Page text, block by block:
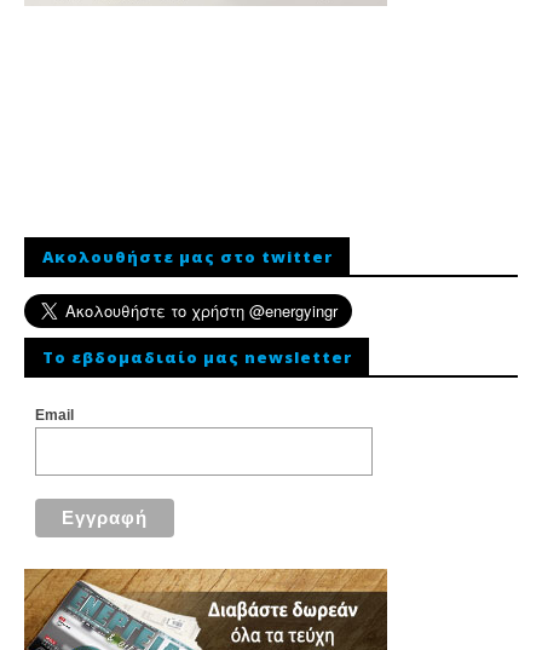
Ακολουθήστε μας στο twitter
To εβδομαδιαίο μας newsletter
Email